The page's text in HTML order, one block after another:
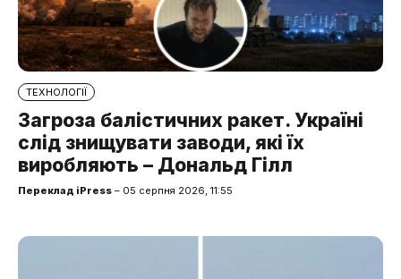
ТЕХНОЛОГІЇ
Загроза балістичних ракет. Україні
слід знищувати заводи, які їх
виробляють – Дональд Гілл
Переклад iPress – 05 серпня 2026, 11:55